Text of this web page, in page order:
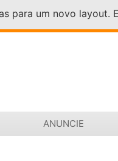
para um novo layout.
ANUNCIE